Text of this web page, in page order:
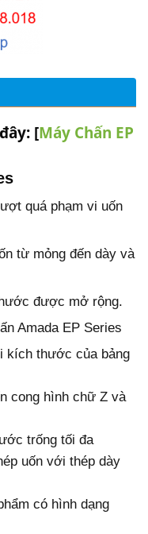
[Máy Chấn EP
quá phạm vi uốn
từ mỏng đến dày và
được mở rộng.
Amada EP Series
kích thước của bảng
cong hình chữ Z và
trống tối đa
uốn với thép dày
có hình dạng